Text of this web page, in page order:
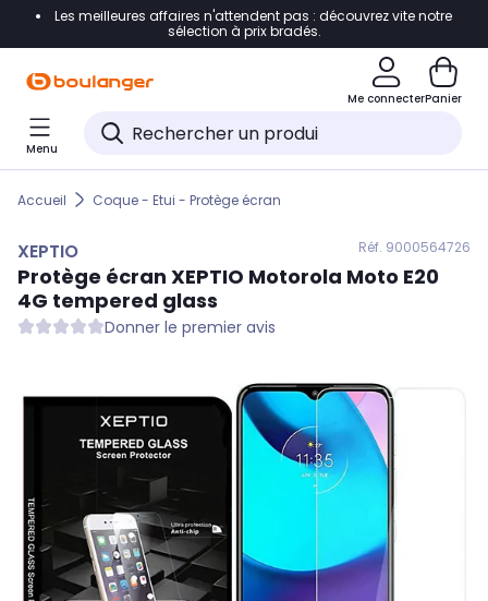
Accéder directement à la navigation
Accéder directement au pied de page
Accéder directement au chatbot
Les meilleures affaires n'attendent pas : découvrez vite notre
sélection à prix bradés.
Me connecterPanier
Menu
Accueil Coque - Etui - Protège écran
XEPTIO Réf. 9000564726
Protège écran XEPTIO Motorola Moto E20
4G tempered glass
Donner le premier avis